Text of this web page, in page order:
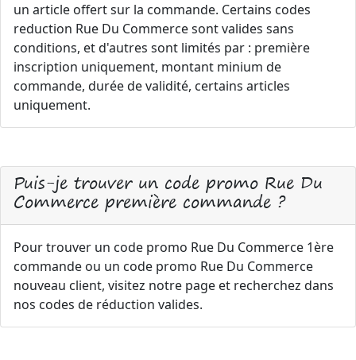
un article offert sur la commande. Certains codes
reduction Rue Du Commerce sont valides sans
conditions, et d'autres sont limités par : première
inscription uniquement, montant minium de
commande, durée de validité, certains articles
uniquement.
Puis-je trouver un code promo Rue Du
Commerce première commande ?
Pour trouver un code promo Rue Du Commerce 1ère
commande ou un code promo Rue Du Commerce
nouveau client, visitez notre page et recherchez dans
nos codes de réduction valides.